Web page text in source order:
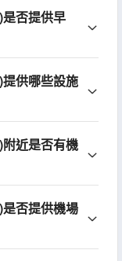
否提供早
供哪些設施
近是否有機
否提供機場